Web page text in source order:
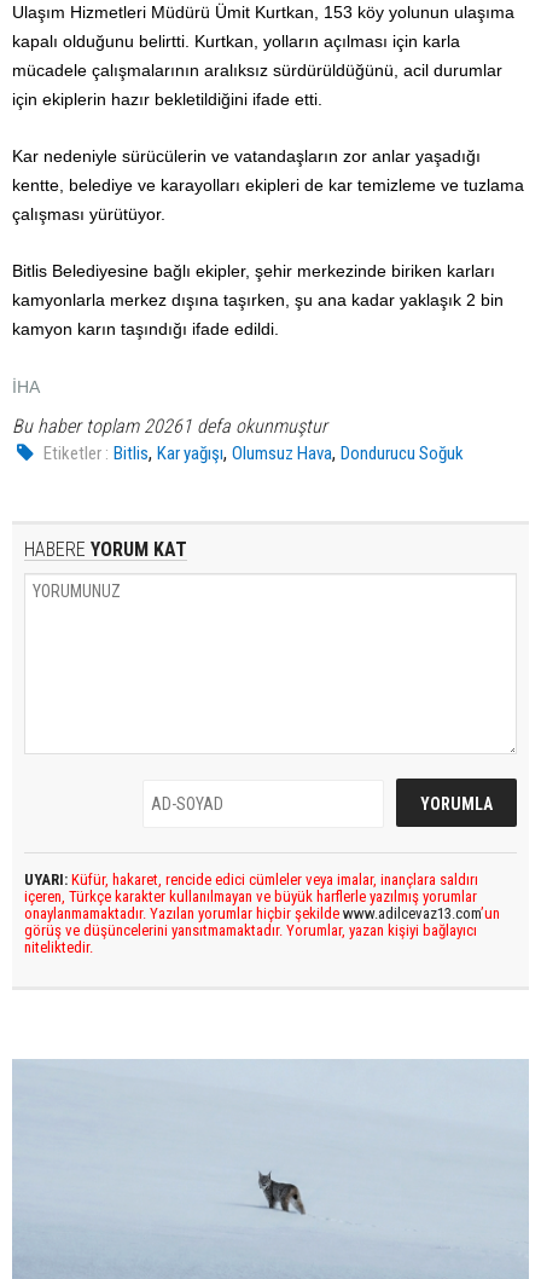
Ulaşım Hizmetleri Müdürü Ümit Kurtkan, 153 köy yolunun ulaşıma
kapalı olduğunu belirtti. Kurtkan, yolların açılması için karla
mücadele çalışmalarının aralıksız sürdürüldüğünü, acil durumlar
için ekiplerin hazır bekletildiğini ifade etti.
Kar nedeniyle sürücülerin ve vatandaşların zor anlar yaşadığı
kentte, belediye ve karayolları ekipleri de kar temizleme ve tuzlama
çalışması yürütüyor.
Bitlis Belediyesine bağlı ekipler, şehir merkezinde biriken karları
kamyonlarla merkez dışına taşırken, şu ana kadar yaklaşık 2 bin
kamyon karın taşındığı ifade edildi.
İHA
Bu haber toplam 20261 defa okunmuştur
Etiketler : Bitlis,Kar yağışı,Olumsuz Hava,Dondurucu Soğuk
HABERE YORUM KAT
UYARI: Küfür, hakaret, rencide edici cümleler veya imalar, inançlara saldırı
içeren, Türkçe karakter kullanılmayan ve büyük harflerle yazılmış yorumlar
onaylanmamaktadır. Yazılan yorumlar hiçbir şekilde www.adilcevaz13.com’un
görüş ve düşüncelerini yansıtmamaktadır. Yorumlar, yazan kişiyi bağlayıcı
niteliktedir.